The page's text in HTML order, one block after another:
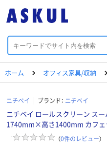
ホーム オフィス家具/収納
ニチベイ ブランド： ニチベイ
ニチベイ ロールスクリーン ス
1740mm×高さ1400mm カフェ
（0件のレビュー）